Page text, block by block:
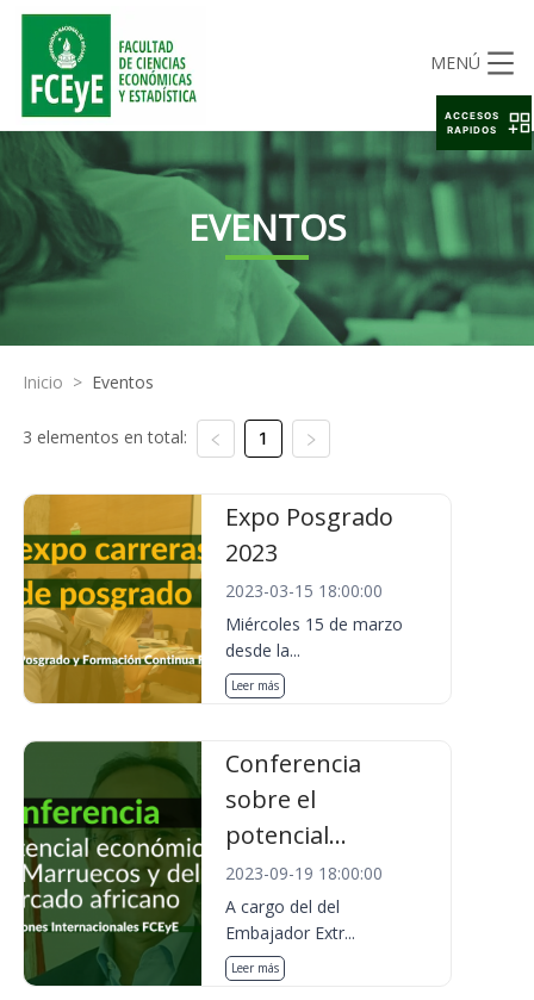
MENÚ
EVENTOS
Inicio > Eventos
3 elementos en total: 1
Expo Posgrado
2023
2023-03-15 18:00:00
Miércoles 15 de marzo
desde la...
Leer más
Conferencia
sobre el
potencial...
2023-09-19 18:00:00
A cargo del del
Embajador Extr...
Leer más
ACCESOS
RAPIDOS